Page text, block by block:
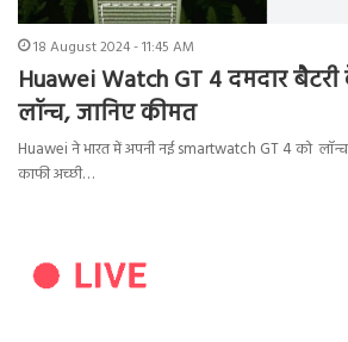
18 August 2024 - 11:45 AM
Huawei Watch GT 4 दमदार
लॉन्च, जानिए कीमत
Huawei ने भारत में अपनी नई smartwatch GT 4 को
काफी अच्छी…